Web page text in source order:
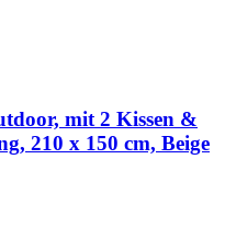
mit 2 Kissen &
210 x 150 cm, Beige